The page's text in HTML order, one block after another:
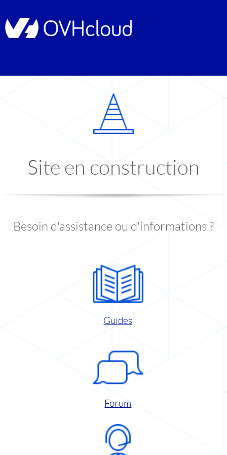
Site en construction
Besoin d'assistance ou d'informations ?
Guides
Forum